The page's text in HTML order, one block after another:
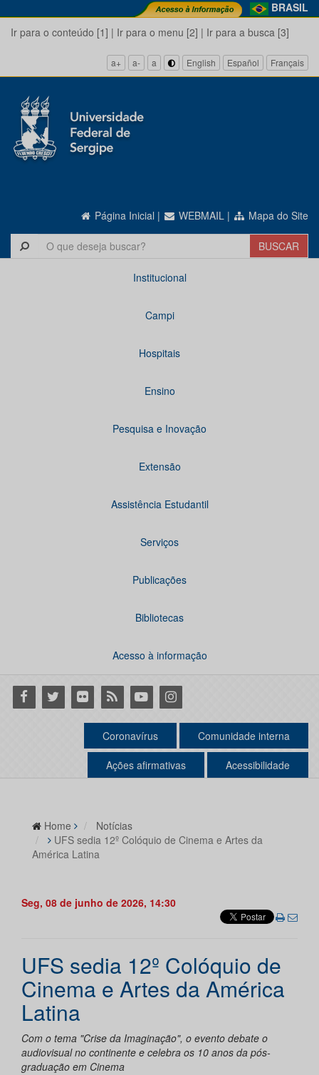
BRASIL
Ir para o conteúdo [1] | Ir para o menu [2] | Ir para a busca [3]
a+ a- a English Español Français
Página Inicial | WEBMAIL | Mapa do Site
Institucional
Campi
Hospitais
Ensino
Pesquisa e Inovação
Extensão
Assistência Estudantil
Serviços
Publicações
Bibliotecas
Acesso à informação
Facebook
Twitter Flickr RSS YoutubeInstagram
Coronavírus Comunidade interna
Ações afirmativas Acessibilidade
Home
Notícias
UFS sedia 12º Colóquio de Cinema e Artes da
América Latina
Seg, 08 de junho de 2026, 14:30
UFS sedia 12º Colóquio de
Cinema e Artes da América
Latina
Com o tema "Crise da Imaginação", o evento debate o
audiovisual no continente e celebra os 10 anos da pós-
graduação em Cinema